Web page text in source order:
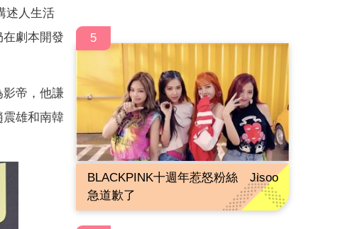
述人生活
劇本開發
影帝，他謙
震雄和南韓
5
BLACKPINK十週年惹怒粉絲 Jisoo
急道歉了